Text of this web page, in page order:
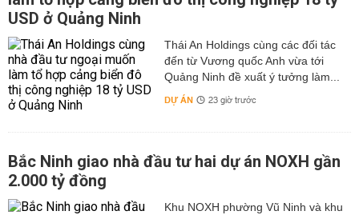
USD ở Quảng Ninh
Thái An Holdings cùng các đối tác
đến từ Vương quốc Anh vừa tới
Quảng Ninh đề xuất ý tưởng làm...
DỰ ÁN 23 giờ trước
Bắc Ninh giao nhà đầu tư hai dự án NOXH gần
2.000 tỷ đồng
Khu NOXH phường Vũ Ninh và khu